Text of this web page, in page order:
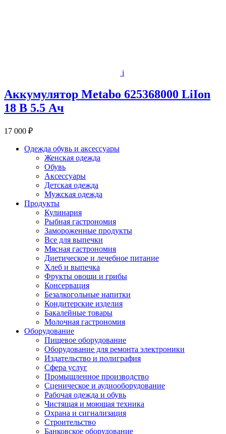
i
Аккумулятор Metabo 625368000 LiIon
18 В 5.5 Ач
17 000 ₽
Одежда обувь и аксессуары
Женская одежда
Обувь
Аксессуары
Детская одежда
Мужская одежда
Продукты
Кулинария
Рыбная гастрономия
Замороженные продукты
Все для выпечки
Мясная гастрономия
Диетическое и лечебное питание
Хлеб и выпечка
Фрукты овощи и грибы
Консервация
Безалкогольные напитки
Кондитерские изделия
Бакалейные товары
Молочная гастрономия
Оборудование
Пищевое оборудование
Оборудование для ремонта электроники
Издательство и полиграфия
Сфера услуг
Промышленное производство
Сценическое и аудиооборудование
Рабочая одежда и обувь
Чистящая и моющая техника
Охрана и сигнализация
Строительство
Банковское оборудование